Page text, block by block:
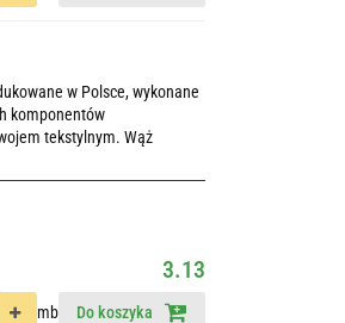
w Polsce, wykonane
komponentów
tekstylnym. Wąż
3.13
mb Do koszyka